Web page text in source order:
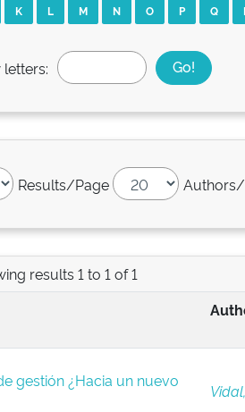
K L M N O P Q
Results/Page
results 1 to 1 of 1
gestión ¿Hacia un nuevo